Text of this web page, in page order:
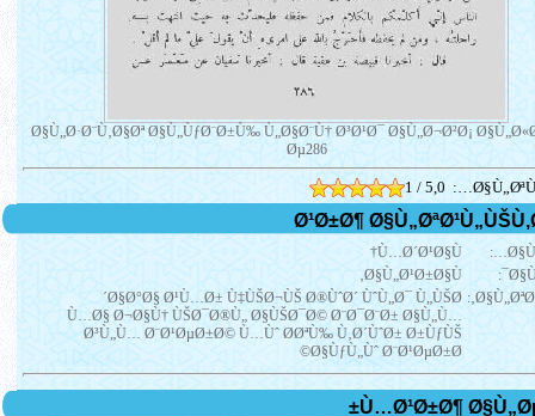
Ø§Ù„Ø·Ø¨Ù‚Ø§Øª Ø§Ù„ÙƒØ¨Ø±Ù‰ Ù„Ø§Ø¨Ù† Ø³Ø¹Ø¯ Ø§Ù„Ø¬Ø²Ø¡
Øµ286
1 / 5,0
Ù…Ø´Ø¹Ø§Ù†
Ø§Ù„Ø¹Ø±Ø§Ù‚
Ø§Ø°Ø§ Ø¹Ù…Ø± Ù‡ÙŠØ¬ÙŠ Ø®ÙˆØ´ ÙˆÙ„Ø¯ Ù„ÙŠØ´
Ù…Ø§ Ø¬Ø§Ù† ÙŠØ¯Ø®Ù„ Ø§ÙŠØ¯Ø© Ø¨Ø¯Ø¨Ø± Ø§Ù„Ù…
Ø³Ù„Ù… Ø¨Ø¹ØµØ±Ø© Ù…Ùˆ Ø­ØªÙ‰ Ù‚Ø´ÙˆØ± Ø±ÙƒÙŠ
Ø§ÙƒÙ„Ùˆ Ø¨Ø¹ØµØ±Ø©